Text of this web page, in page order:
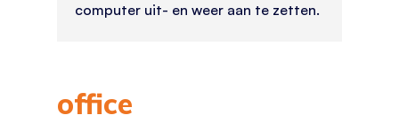
computer uit- en weer aan te zetten.
office